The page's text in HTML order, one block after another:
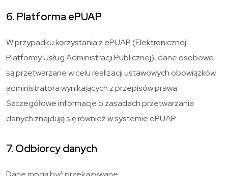
6. Platforma ePUAP
W przypadku korzystania z ePUAP (Elektronicznej
Platformy Usług Administracji Publicznej), dane osobowe
są przetwarzane w celu realizacji ustawowych obowiązków
administratora wynikających z przepisów prawa.
Szczegółowe informacje o zasadach przetwarzania
danych znajdują się również w systemie ePUAP.
7. Odbiorcy danych